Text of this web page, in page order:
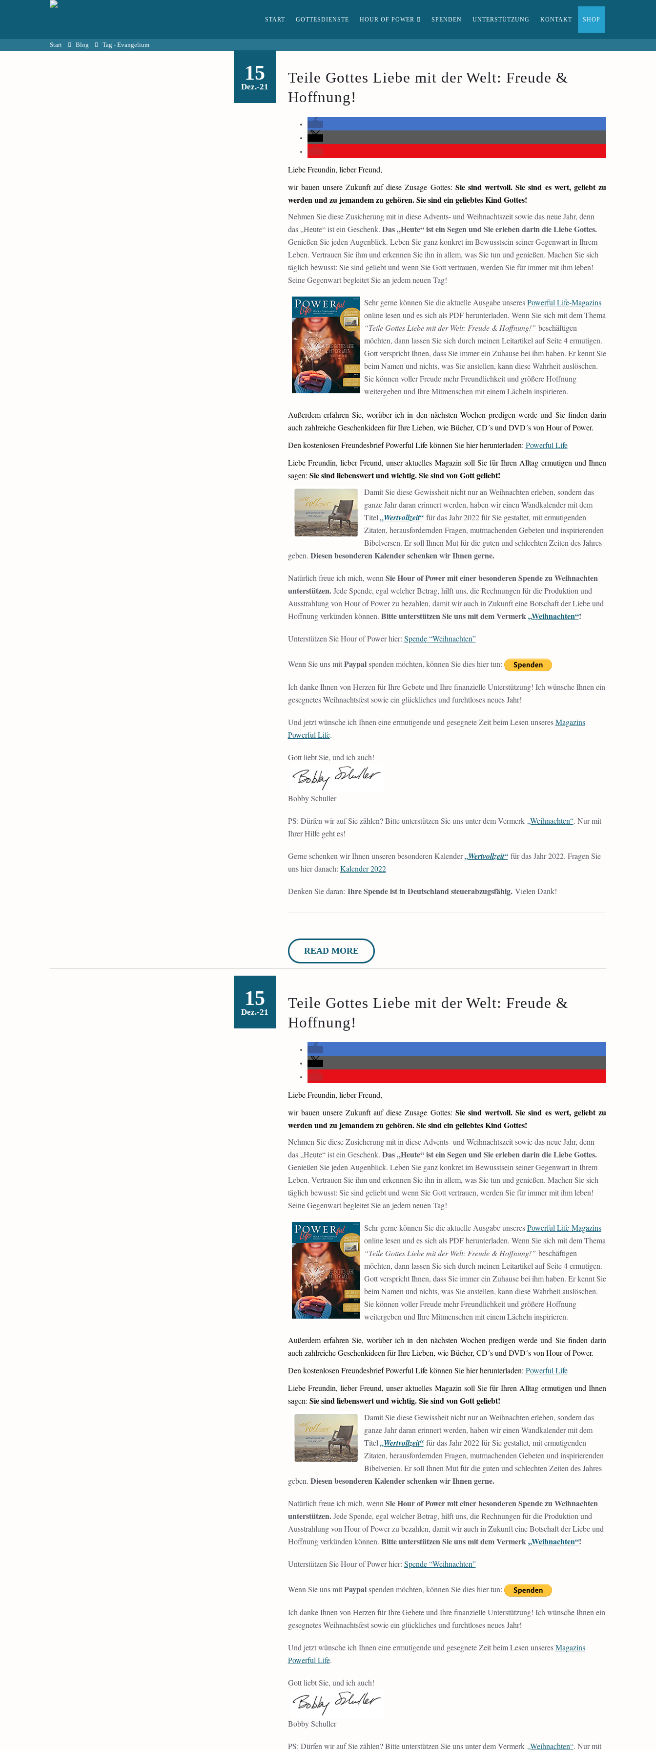
START GOTTESDIENSTE HOUR OF POWER SPENDEN UNTERSTÜTZUNG KONTAKT SHOP
Start Blog Tag - Evangelium
15
Dez.-21
Teile Gottes Liebe mit der Welt: Freude &
Hoffnung!
Liebe Freundin, lieber Freund,
wir bauen unsere Zukunft auf diese Zusage Gottes: Sie sind wertvoll. Sie sind es wert, geliebt zu
werden und zu jemandem zu gehören. Sie sind ein geliebtes Kind Gottes!
Nehmen Sie diese Zusicherung mit in diese Advents- und Weihnachtszeit sowie das neue Jahr, denn
das „Heute“ ist ein Geschenk. Das „Heute“ ist ein Segen und Sie erleben darin die Liebe Gottes.
Genießen Sie jeden Augenblick. Leben Sie ganz konkret im Bewusstsein seiner Gegenwart in Ihrem
Leben. Vertrauen Sie ihm und erkennen Sie ihn in allem, was Sie tun und genießen. Machen Sie sich
täglich bewusst: Sie sind geliebt und wenn Sie Gott vertrauen, werden Sie für immer mit ihm leben!
Seine Gegenwart begleitet Sie an jedem neuen Tag!
Sehr gerne können Sie die aktuelle Ausgabe unseresPowerful Life-Magazins
online lesen und es sich als PDF herunterladen. Wenn Sie sich mit dem Thema
“Teile Gottes Liebe mit der Welt: Freude & Hoffnung!” beschäftigen
möchten, dann lassen Sie sich durch meinen Leitartikel auf Seite 4 ermutigen.
Gott verspricht Ihnen, dass Sie immer ein Zuhause bei ihm haben. Er kennt Sie
beim Namen und nichts, was Sie anstellen, kann diese Wahrheit auslöschen.
Sie können voller Freude mehr Freundlichkeit und größere Hoffnung
weitergeben und Ihre Mitmenschen mit einem Lächeln inspirieren.
Außerdem erfahren Sie, worüber ich in den nächsten Wochen predigen werde und Sie finden darin
auch zahlreiche Geschenkideen für Ihre Lieben, wie Bücher, CD´s und DVD´s von Hour of Power.
Den kostenlosen Freundesbrief Powerful Life können Sie hier herunterladen: Powerful Life
Liebe Freundin, lieber Freund, unser aktuelles Magazin soll Sie für Ihren Alltag ermutigen und Ihnen
sagen: Sie sind liebenswert und wichtig. Sie sind von Gott geliebt!
Damit Sie diese Gewissheit nicht nur an Weihnachten erleben, sondern das
ganze Jahr daran erinnert werden, haben wir einen Wandkalender mit dem
Titel „Wertvollzeit“für das Jahr 2022 für Sie gestaltet, mit ermutigenden
Zitaten, herausfordernden Fragen, mutmachenden Gebeten und inspirierenden
Bibelversen. Er soll Ihnen Mut für die guten und schlechten Zeiten des Jahres
geben. Diesen besonderen Kalender schenken wir Ihnen gerne.
Natürlich freue ich mich, wenn Sie Hour of Power mit einer besonderen Spende zu Weihnachten
unterstützen.Jede Spende, egal welcher Betrag, hilft uns, die Rechnungen für die Produktion und
Ausstrahlung von Hour of Power zu bezahlen, damit wir auch in Zukunft eine Botschaft der Liebe und
Hoffnung verkünden können. Bitte unterstützen Sie uns mit dem Vermerk„Weihnachten“!
Unterstützen Sie Hour of Power hier: Spende “Weihnachten”
Wenn Sie uns mitPaypalspenden möchten, können Sie dies hier tun:
Ich danke Ihnen von Herzen für Ihre Gebete und Ihre finanzielle Unterstützung! Ich wünsche Ihnen ein
gesegnetes Weihnachtsfest sowie ein glückliches und furchtloses neues Jahr!
Und jetzt wünsche ich Ihnen eine ermutigende und gesegnete Zeit beim Lesen unseresMagazins
Powerful Life.
Gott liebt Sie, und ich auch!
Bobby Schuller
PS: Dürfen wir auf Sie zählen? Bitte unterstützen Sie uns unter dem Vermerk „Weihnachten“. Nur mit
Ihrer Hilfe geht es!
Gerne schenken wir Ihnen unseren besonderen Kalender„Wertvollzeit“für das Jahr 2022. Fragen Sie
uns hier danach: Kalender 2022
Denken Sie daran: Ihre Spende ist in Deutschland steuerabzugsfähig.Vielen Dank!
READ MORE
15
Dez.-21
Teile Gottes Liebe mit der Welt: Freude &
Hoffnung!
Liebe Freundin, lieber Freund,
wir bauen unsere Zukunft auf diese Zusage Gottes: Sie sind wertvoll. Sie sind es wert, geliebt zu
werden und zu jemandem zu gehören. Sie sind ein geliebtes Kind Gottes!
Nehmen Sie diese Zusicherung mit in diese Advents- und Weihnachtszeit sowie das neue Jahr, denn
das „Heute“ ist ein Geschenk. Das „Heute“ ist ein Segen und Sie erleben darin die Liebe Gottes.
Genießen Sie jeden Augenblick. Leben Sie ganz konkret im Bewusstsein seiner Gegenwart in Ihrem
Leben. Vertrauen Sie ihm und erkennen Sie ihn in allem, was Sie tun und genießen. Machen Sie sich
täglich bewusst: Sie sind geliebt und wenn Sie Gott vertrauen, werden Sie für immer mit ihm leben!
Seine Gegenwart begleitet Sie an jedem neuen Tag!
Sehr gerne können Sie die aktuelle Ausgabe unseresPowerful Life-Magazins
online lesen und es sich als PDF herunterladen. Wenn Sie sich mit dem Thema
“Teile Gottes Liebe mit der Welt: Freude & Hoffnung!” beschäftigen
möchten, dann lassen Sie sich durch meinen Leitartikel auf Seite 4 ermutigen.
Gott verspricht Ihnen, dass Sie immer ein Zuhause bei ihm haben. Er kennt Sie
beim Namen und nichts, was Sie anstellen, kann diese Wahrheit auslöschen.
Sie können voller Freude mehr Freundlichkeit und größere Hoffnung
weitergeben und Ihre Mitmenschen mit einem Lächeln inspirieren.
Außerdem erfahren Sie, worüber ich in den nächsten Wochen predigen werde und Sie finden darin
auch zahlreiche Geschenkideen für Ihre Lieben, wie Bücher, CD´s und DVD´s von Hour of Power.
Den kostenlosen Freundesbrief Powerful Life können Sie hier herunterladen: Powerful Life
Liebe Freundin, lieber Freund, unser aktuelles Magazin soll Sie für Ihren Alltag ermutigen und Ihnen
sagen: Sie sind liebenswert und wichtig. Sie sind von Gott geliebt!
Damit Sie diese Gewissheit nicht nur an Weihnachten erleben, sondern das
ganze Jahr daran erinnert werden, haben wir einen Wandkalender mit dem
Titel „Wertvollzeit“für das Jahr 2022 für Sie gestaltet, mit ermutigenden
Zitaten, herausfordernden Fragen, mutmachenden Gebeten und inspirierenden
Bibelversen. Er soll Ihnen Mut für die guten und schlechten Zeiten des Jahres
geben. Diesen besonderen Kalender schenken wir Ihnen gerne.
Natürlich freue ich mich, wenn Sie Hour of Power mit einer besonderen Spende zu Weihnachten
unterstützen.Jede Spende, egal welcher Betrag, hilft uns, die Rechnungen für die Produktion und
Ausstrahlung von Hour of Power zu bezahlen, damit wir auch in Zukunft eine Botschaft der Liebe und
Hoffnung verkünden können. Bitte unterstützen Sie uns mit dem Vermerk„Weihnachten“!
Unterstützen Sie Hour of Power hier: Spende “Weihnachten”
Wenn Sie uns mitPaypalspenden möchten, können Sie dies hier tun:
Ich danke Ihnen von Herzen für Ihre Gebete und Ihre finanzielle Unterstützung! Ich wünsche Ihnen ein
gesegnetes Weihnachtsfest sowie ein glückliches und furchtloses neues Jahr!
Und jetzt wünsche ich Ihnen eine ermutigende und gesegnete Zeit beim Lesen unseresMagazins
Powerful Life.
Gott liebt Sie, und ich auch!
Bobby Schuller
PS: Dürfen wir auf Sie zählen? Bitte unterstützen Sie uns unter dem Vermerk „Weihnachten“. Nur mit